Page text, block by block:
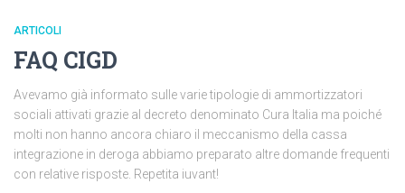
ARTICOLI
FAQ CIGD
Avevamo già informato sulle varie tipologie di ammortizzatori
sociali attivati grazie al decreto denominato Cura Italia ma poiché
molti non hanno ancora chiaro il meccanismo della cassa
integrazione in deroga abbiamo preparato altre domande frequenti
con relative risposte. Repetita iuvant!